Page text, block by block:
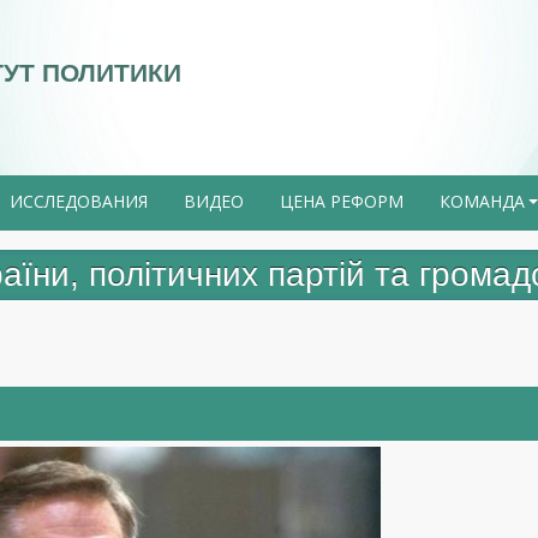
ПОЛИТИКИ
ИССЛЕДОВАНИЯ ВИДЕО ЦЕНА РЕФОРМ КОМАНДА
політичних партій та